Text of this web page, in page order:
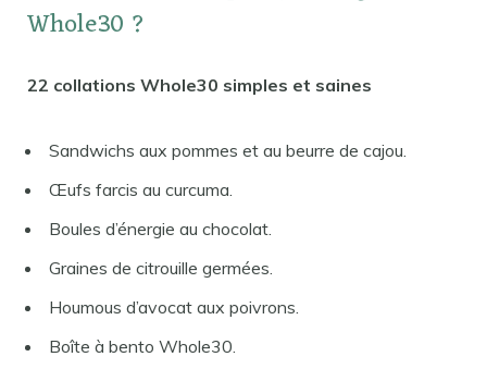
Whole30 ?
22 collations Whole30 simples et saines
Sandwichs aux pommes et au beurre de cajou.
Œufs farcis au curcuma.
Boules d’énergie au chocolat.
Graines de citrouille germées.
Houmous d’avocat aux poivrons.
Boîte à bento Whole30.